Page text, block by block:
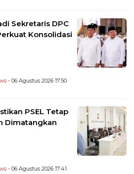
Sekretaris DPC
Konsolidasi
- 06 Agustus 2026 17:50
PSEL Tetap
Dimatangkan
- 06 Agustus 2026 17:41